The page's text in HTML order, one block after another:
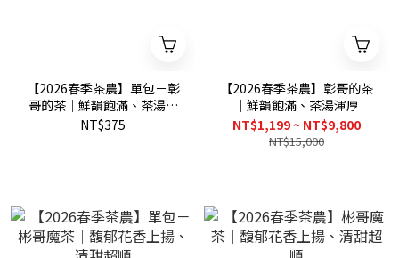
【2026春季茶農】單包－彰
哥的茶｜鮮韻飽滿、茶湯渾
厚
NT$375
【2026春季茶農】彰哥的茶
｜鮮韻飽滿、茶湯渾厚
NT$1,199 ~ NT$9,800
NT$15,000